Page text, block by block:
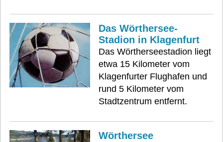
Das Wörthersee-
Stadion in Klagenfurt
Das Wörtherseestadion liegt
etwa 15 Kilometer vom
Klagenfurter Flughafen und
rund 5 Kilometer vom
Stadtzentrum entfernt.
Wörthersee